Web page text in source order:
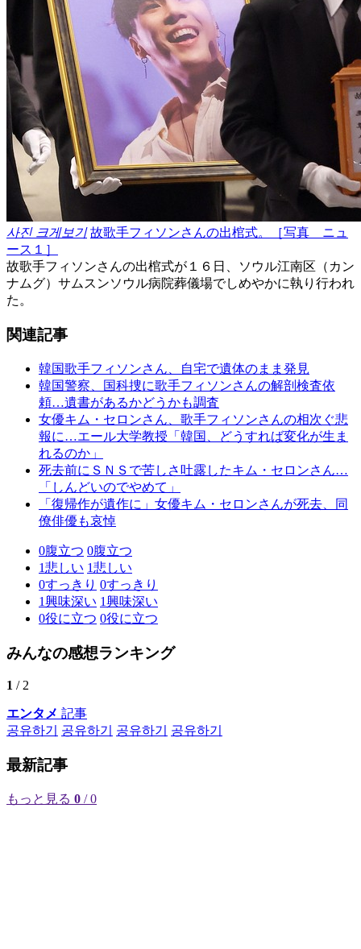
사진 크게보기 故歌手フィソンさんの出棺式。［写真 ニュ
ース１］
故歌手フィソンさんの出棺式が１６日、ソウル江南区（カン
ナムグ）サムスンソウル病院葬儀場でしめやかに執り行われ
た。
関連記事
韓国歌手フィソンさん、自宅で遺体のまま発見
韓国警察、国科捜に歌手フィソンさんの解剖検査依
頼…遺書があるかどうかも調査
女優キム・セロンさん、歌手フィソンさんの相次ぐ悲
報に…エール大学教授「韓国、どうすれば変化が生ま
れるのか」
死去前にＳＮＳで苦しさ吐露したキム・セロンさん…
「しんどいのでやめて」
「復帰作が遺作に」女優キム・セロンさんが死去、同
僚俳優も哀悼
0腹立つ 0腹立つ
1悲しい 1悲しい
0すっきり 0すっきり
1興味深い 1興味深い
0役に立つ 0役に立つ
みんなの感想ランキング
1 / 2
エンタメ 記事
공유하기
공유하기 공유하기 공유하기
最新記事
もっと見る 0 / 0